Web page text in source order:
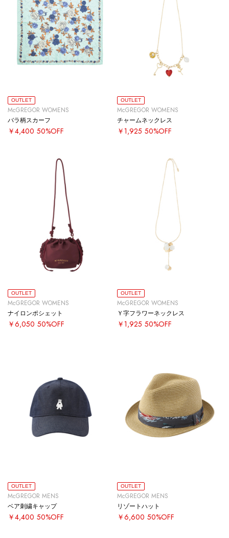
OUTLET
McGREGOR WOMENS
バラ柄スカーフ
￥4,400 50%OFF
OUTLET
McGREGOR WOMENS
チャームネックレス
￥1,925 50%OFF
OUTLET
McGREGOR WOMENS
ナイロンポシェット
￥6,050 50%OFF
OUTLET
McGREGOR WOMENS
Ｙ字フラワーネックレス
￥1,925 50%OFF
OUTLET
McGREGOR MENS
ベア刺繍キャップ
￥4,400 50%OFF
OUTLET
McGREGOR MENS
リゾートハット
￥6,600 50%OFF